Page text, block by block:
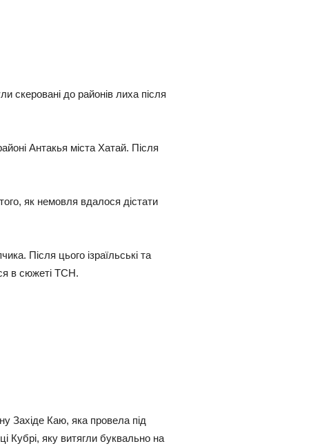
скеровані до районів лиха після
Антакья міста Хатай. Після
як немовля вдалося дістати
Після цього ізраїльські та
в сюжеті ТСН.
Західе Каю, яка провела під
Кубрі, яку витягли буквально на